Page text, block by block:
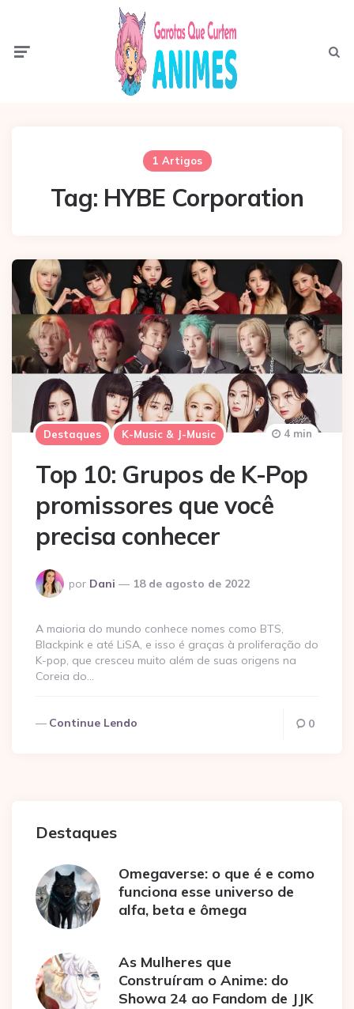
1 Artigos
Tag: HYBE Corporation
Destaques K-Music & J-Music
Top 10: Grupos de K-Pop
promissores que você
precisa conhecer
Postado
por
por Dani 18 de agosto de 2022
4 min
A maioria do mundo conhece nomes como BTS,
Blackpink e até LiSA, e isso é graças à proliferação do
K-pop, que cresceu muito além de suas origens na
Coreia do…
Continue Lendo 0
Destaques
Omegaverse: o que é e como
funciona esse universo de
alfa, beta e ômega
As Mulheres que
Construíram o Anime: do
Showa 24 ao Fandom de JJK